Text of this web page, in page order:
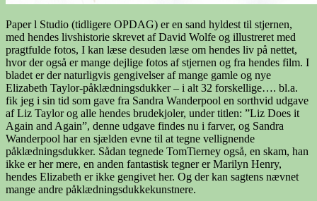
Paper l Studio (tidligere OPDAG) er en sand hyldest til stjernen,
med hendes livshistorie skrevet af David Wolfe og illustreret med
pragtfulde fotos, I kan læse desuden læse om hendes liv på nettet,
hvor der også er mange dejlige fotos af stjernen og fra hendes film. I
bladet er der naturligvis gengivelser af mange gamle og nye
Elizabeth Taylor-påklædningsdukker – i alt 32 forskellige…. bl.a.
fik jeg i sin tid som gave fra Sandra Wanderpool en sorthvid udgave
af Liz Taylor og alle hendes brudekjoler, under titlen: ”Liz Does it
Again and Again”, denne udgave findes nu i farver, og Sandra
Wanderpool har en sjælden evne til at tegne vellignende
påklædningsdukker. Sådan tegnede TomTierney også, en skam, han
ikke er her mere, en anden fantastisk tegner er Marilyn Henry,
hendes Elizabeth er ikke gengivet her. Og der kan sagtens nævnet
mange andre påklædningsdukkekunstnere.